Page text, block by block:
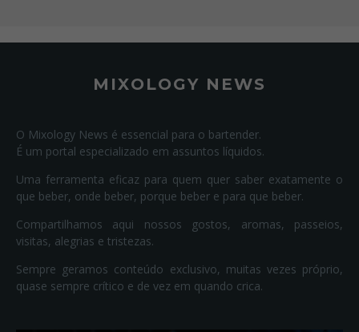
MIXOLOGY NEWS
O Mixology News é essencial para o bartender.
É um portal especializado em assuntos líquidos.
Uma ferramenta eficaz para quem quer saber exatamente o
que beber, onde beber, porque beber e para que beber.
Compartilhamos aqui nossos gostos, aromas, passeios,
visitas, alegrias e tristezas.
Sempre geramos conteúdo exclusivo, muitas vezes próprio,
quase sempre crítico e de vez em quando crica.